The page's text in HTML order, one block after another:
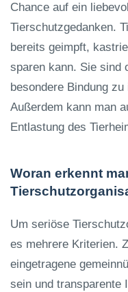
Chance auf ein
Tierschutzgedanken.
bereits geimpft,
sparen kann. Sie sind
besondere Bindung
Außerdem kann man
Entlastung des
Woran erkennt
Um seriöse
es mehrere Kriterien.
eingetragene
sein und transparente